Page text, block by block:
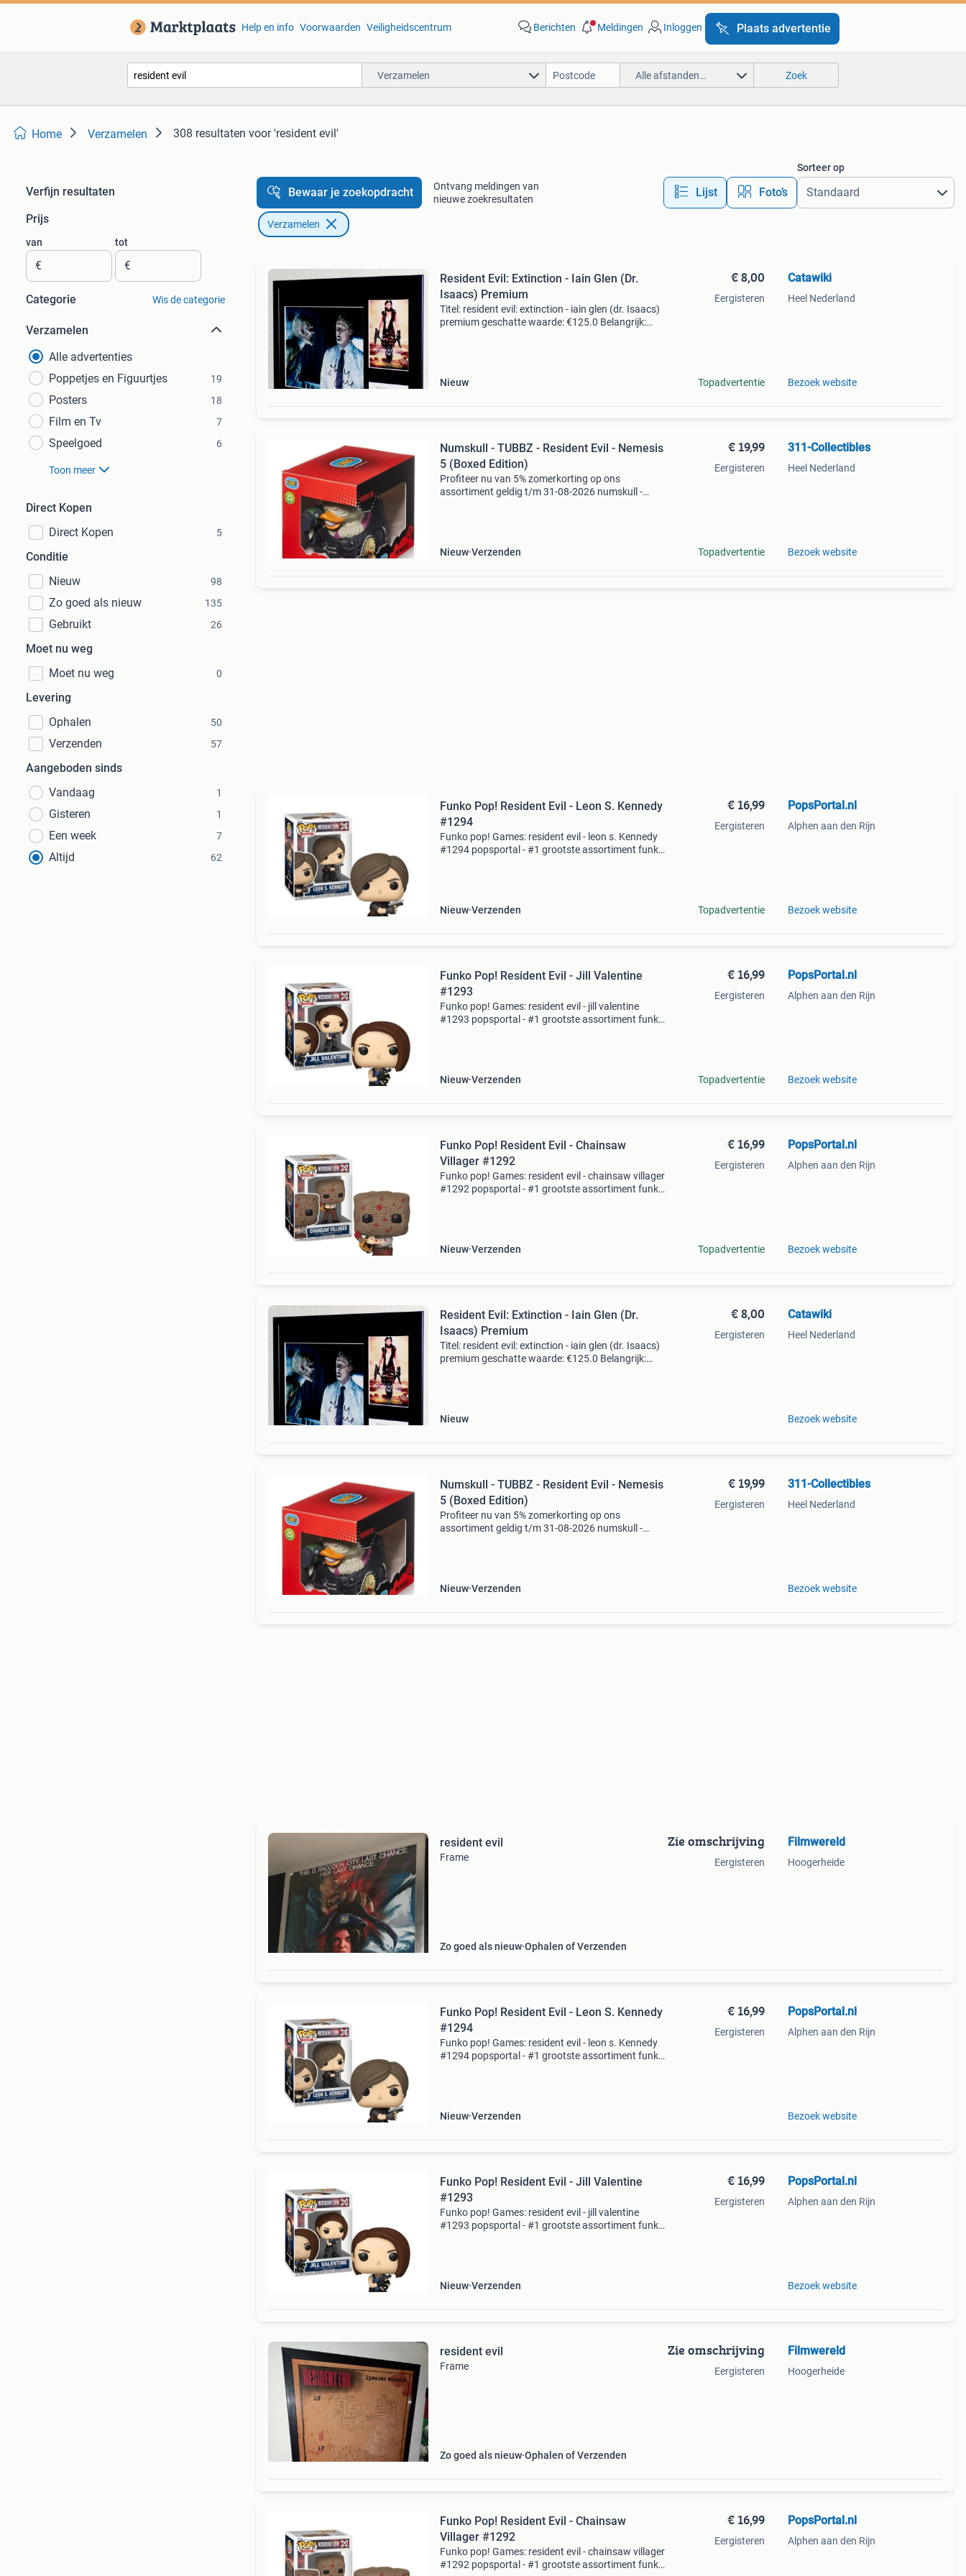
Help en info Voorwaarden Veiligheidscentrum Berichten Meldingen Inloggen Plaats advertentie
Verzamelen Alle afstanden… Zoek
Home Verzamelen 308 resultaten voor 'resident evil'
Verfijn resultaten
Prijs
van
€
tot
€
Categorie Wis de categorie
Verzamelen
Alle advertenties
Poppetjes en Figuurtjes
19
Posters 18
Film en Tv 7
Speelgoed 6
Toon meer
Direct Kopen
Direct Kopen
5
Conditie
Nieuw
98
Zo goed als nieuw 135
Gebruikt 26
Moet nu weg
Moet nu weg
0
Levering
Ophalen
50
Verzenden 57
Aangeboden sinds
Vandaag
1
Gisteren 1
Een week 7
Altijd 62
Bewaar je zoekopdracht
Ontvang meldingen van
nieuwe zoekresultaten
Lijst Foto’s
Sorteer op
Verzamelen
Resident Evil: Extinction - Iain Glen (Dr.
Isaacs) Premium
Titel: resident evil: extinction - iain glen (dr. Isaacs)
premium geschatte waarde: €125.0 Belangrijk:
Nieuw
€ 8,00
Eergisteren
Topadvertentie
Catawiki
Heel Nederland
Bezoek website
Numskull - TUBBZ - Resident Evil - Nemesis
5 (Boxed Edition)
Profiteer nu van 5% zomerkorting op ons
assortiment geldig t/m 31-08-2026 numskull -
Nieuw Verzenden
€ 19,99
Eergisteren
Topadvertentie
311-Collectibles
Heel Nederland
Bezoek website
Funko Pop! Resident Evil - Leon S. Kennedy
#1294
Funko pop! Games: resident evil - leon s. Kennedy
#1294 popsportal - #1 grootste assortiment funko
Nieuw Verzenden
€ 16,99
Eergisteren
Topadvertentie
PopsPortal.nl
Alphen aan den Rijn
Bezoek website
Funko Pop! Resident Evil - Jill Valentine
#1293
Funko pop! Games: resident evil - jill valentine
#1293 popsportal - #1 grootste assortiment funko
Nieuw Verzenden
€ 16,99
Eergisteren
Topadvertentie
PopsPortal.nl
Alphen aan den Rijn
Bezoek website
Funko Pop! Resident Evil - Chainsaw
Villager #1292
Funko pop! Games: resident evil - chainsaw villager
#1292 popsportal - #1 grootste assortiment funko
Nieuw Verzenden
€ 16,99
Eergisteren
Topadvertentie
PopsPortal.nl
Alphen aan den Rijn
Bezoek website
Resident Evil: Extinction - Iain Glen (Dr.
Isaacs) Premium
Titel: resident evil: extinction - iain glen (dr. Isaacs)
premium geschatte waarde: €125.0 Belangrijk:
Nieuw
€ 8,00
Eergisteren
Catawiki
Heel Nederland
Bezoek website
Numskull - TUBBZ - Resident Evil - Nemesis
5 (Boxed Edition)
Profiteer nu van 5% zomerkorting op ons
assortiment geldig t/m 31-08-2026 numskull -
Nieuw Verzenden
€ 19,99
Eergisteren
311-Collectibles
Heel Nederland
Bezoek website
resident evil
Frame
Zo goed als nieuw Ophalen of Verzenden
Zie omschrijving
Eergisteren
Filmwereld
Hoogerheide
Funko Pop! Resident Evil - Leon S. Kennedy
#1294
Funko pop! Games: resident evil - leon s. Kennedy
#1294 popsportal - #1 grootste assortiment funko
Nieuw Verzenden
€ 16,99
Eergisteren
PopsPortal.nl
Alphen aan den Rijn
Bezoek website
Funko Pop! Resident Evil - Jill Valentine
#1293
Funko pop! Games: resident evil - jill valentine
#1293 popsportal - #1 grootste assortiment funko
Nieuw Verzenden
€ 16,99
Eergisteren
PopsPortal.nl
Alphen aan den Rijn
Bezoek website
resident evil
Frame
Zo goed als nieuw Ophalen of Verzenden
Zie omschrijving
Eergisteren
Filmwereld
Hoogerheide
Funko Pop! Resident Evil - Chainsaw
Villager #1292
Funko pop! Games: resident evil - chainsaw villager
#1292 popsportal - #1 grootste assortiment funko
€ 16,99
Eergisteren
PopsPortal.nl
Alphen aan den Rijn